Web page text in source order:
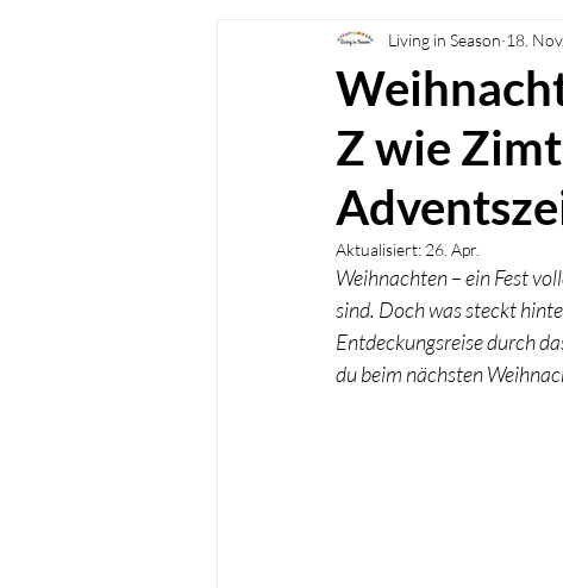
Karneval Halloween
Vatertag Muttertag
Kita Hochzeits-
Wichteln
Z wie
Living in Season 18.
Aktualisiert: 26. Apr.
Weihnachten – ein Fest
sind. Doch was steckt
Entdeckungsreise durch
du beim nächsten